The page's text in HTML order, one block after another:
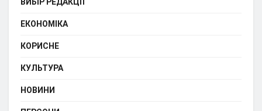
ВИБІР РЕДАКЦІЇ
ЕКОНОМІКА
КОРИСНЕ
КУЛЬТУРА
НОВИНИ